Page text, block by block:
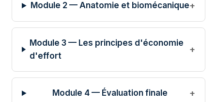
Module 2 — Anatomie et biomécanique
Module 3 — Les principes d'économie
d'effort
Module 4 — Évaluation finale